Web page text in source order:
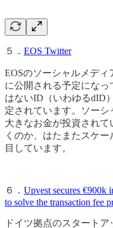
５． EOS Twitter
EOSのソーシャルメディ
に公開される予定にな
はないID（いわゆるdID
定されています。ソーシ
大きなお金が投資されて
くのか、はたまたスケ
目しています。
６． Upvest secures €900k
to solve the transaction fee
ドイツ拠点のスタートア